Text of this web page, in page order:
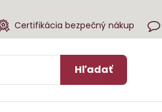
Certifikácia bezpečný nákup
Hľadať